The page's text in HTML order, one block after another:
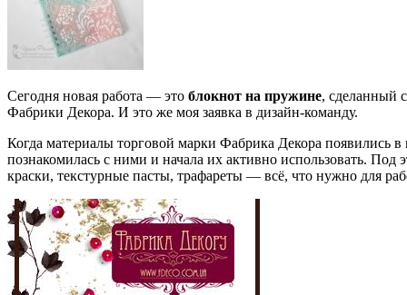
Сегодня новая работа — это блокнот на пружине, сделанный
Фабрики Декора. И это же моя заявка в дизайн-команду.
Когда материалы торговой марки Фабрика Декора появились в
познакомилась с ними и начала их активно использовать. Под
краски, текстурные пасты, трафареты — всё, что нужно для